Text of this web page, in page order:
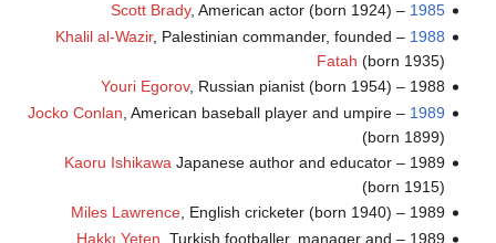
1985
–
Scott Brady, American actor (born 1924)
1988
–
Khalil al-Wazir, Palestinian commander, founded
Fatah (born 1935)
1988 –
Youri Egorov, Russian pianist (born 1954)
1989
–
Jocko Conlan , American baseball player and umpire
(born 1899)
1989 –
Kaoru Ishikawa Japanese author and educator
(born 1915)
1989 –
Miles Lawrence, English cricketer (born 1940)
1989 –
Hakkı Yeten , Turkish footballer, manager and